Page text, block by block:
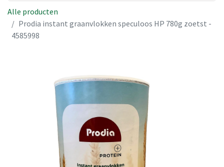
Alle producten
Prodia instant graanvlokken speculoos HP 780g zoetst -
4585998